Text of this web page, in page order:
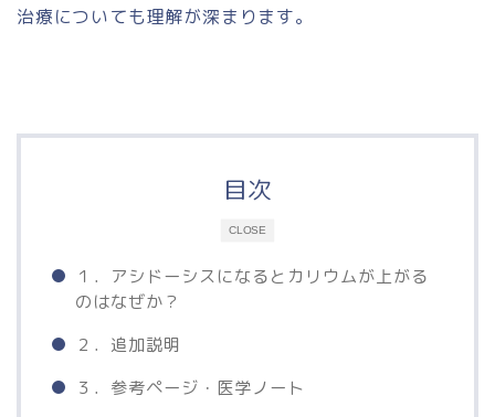
治療についても理解が深まります。
CLOSE
目次
１．アシドーシスになるとカリウムが上がる
のはなぜか？
２．追加説明
３．参考ページ・医学ノート